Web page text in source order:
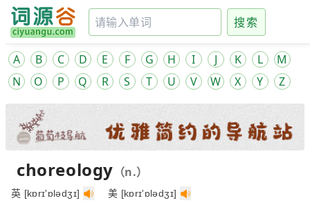
搜索
A B C D E F G H I J K L
M
N
O P Q R S T U V W X Y Z
choreology （n.）
英 [kɒrɪ'ɒlədʒɪ] 美 [kɒrɪ'ɒlədʒɪ]